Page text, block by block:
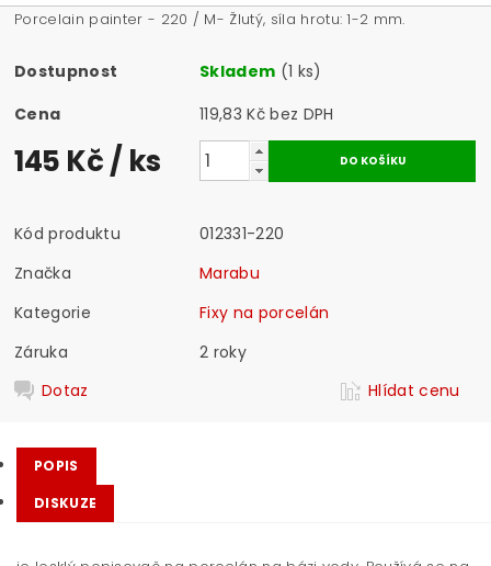
Porcelain painter - 220 / M- Žlutý, síla hrotu: 1-2 mm.
Dostupnost Skladem (1 ks)
Cena
119,83 Kč bez DPH
145 Kč/ ks
Kód produktu
012331-220
Značka
Marabu
Kategorie
Fixy na porcelán
Záruka
2 roky
Dotaz
Hlídat cenu
POPIS
DISKUZE